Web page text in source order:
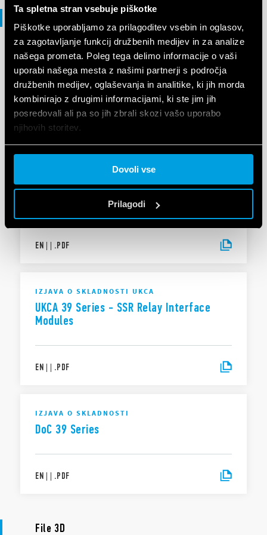
Ta spletna stran vsebuje piškotke
Piškotke uporabljamo za prilagoditev vsebin in oglasov,
za zagotavljanje funkcij družbenih medijev in za analize
našega prometa. Poleg tega delimo informacije o vaši
uporabi našega mesta z našimi partnerji s področja
družbenih medijev, oglaševanja in analitike, ki jih morda
kombinirajo z drugimi informacijami, ki ste jim jih
posredovali ali pa so jih zbrali skozi vašo uporabo
njihovih storitev.
Cookie policy.
Dovoli vse
Prilagodi
Izjava o skladnosti
IZJAVA O SKLADNOSTI
DoC 39 Series - SSR Relay module
interfaces
IZJAVA O SKLADNOSTI UKCA
UKCA 39 Series - Models 39.XX.X.XXX.0073
EN | | .PDF
IZJAVA O SKLADNOSTI UKCA
UKCA 39 Series - SSR Relay Interface
Modules
EN | | .PDF
IZJAVA O SKLADNOSTI
DoC 39 Series
EN | | .PDF
File 3D